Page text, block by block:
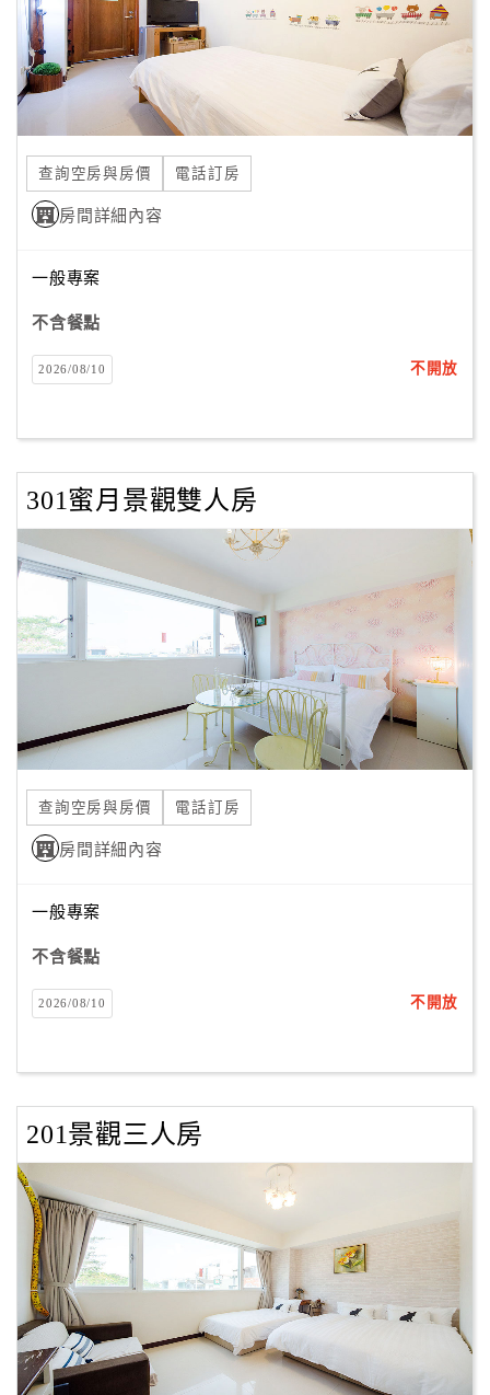
滿
意
度
單
管
理
員
帳
戶
聯
單
Line
線
服
利
房
國
旅
訂
房
請
款
收
據
查詢空房與房價 電話訂房
房間詳細內容
一般專案
不含餐點
2026/08/10 不開放
301蜜月景觀雙人房
查詢空房與房價 電話訂房
房間詳細內容
一般專案
不含餐點
2026/08/10 不開放
201景觀三人房